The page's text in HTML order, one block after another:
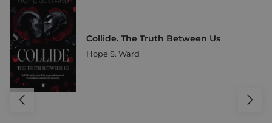
Collide. The Truth Between Us
Hope S. Ward